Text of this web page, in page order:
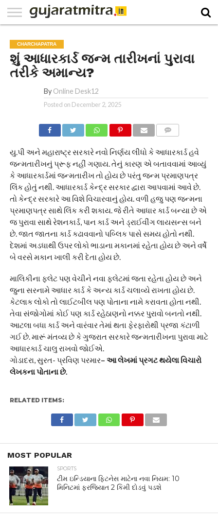
PAPER
NATIONAL
WORLD
BUSINESS
SPORTS
GUJARAT
OPINION
MORE
CHARCHAPATRA
શું આધારકાર્ડ જન્મ તારીખનાં પુરાવા
તરીકે અમાન્ય?
By Online Desk12
Posted on December 2, 2025
યુ.પી અને મહારાષ્ટ્ર સરકારે નવો નિર્ણય લીધો કે આધારકાર્ડ હવે
જન્મતારીખનું પ્રૂફ નહીં ગણાય. તેનું કારણ એ બતાવવામાં આવ્યું
કે આધારકાર્ડમાં જન્મતારીખ તો હોય છે પરંતુ જન્મ પ્રમાણપત્ર
લિંક હોતું નથી. આધારકાર્ડ કેન્દ્ર સરકાર દ્વારા આપવામાં આવે છે.
તો કેન્દ્ર સરકારે આ વિશે વિચારવાનું હોય. વળી હજુ પણ જન્મના
પ્રમાણપત્ર સાથે લિંક કરી શકાય. જે રીતે આધાર કાર્ડ બન્યા છે એ
જ પુરાવા સાથે રેશનકાર્ડ, પાન કાર્ડ અને ડ્રાઈવીંગ લાયસન્સ બને
છે. જાત જાતના કાર્ડ કઢાવવાનો પબ્લિક પાસે સમય હોતો નથી.
દેશમાં અડધાથી ઉપર લોકો ભાડાના મકાનમાં રહેતા હોય છે અને વર્ષે
બે વરસે મકાન ખાલી કરી દેતા હોય છે.
માલિકીના ફલેટ પણ વેચીને નવા ફલેટમાં જતા રહેતા હોય છે અને
જુના સરનામે આધાર કાર્ડ કે અન્ય કાર્ડ ચલાવ્યે રાખતા હોય છે.
કેટલાક લોકો તો લાઈટબીલ પણ પોતાના નામે કરાવતા હોતા નથી.
તેવા સંજોગોમાં કોઈ પણ કાર્ડ રહેઠાણનો નક્કર પુરાવો બનતો નથી.
આટલા બધા કાર્ડ અને વારંવાર તેમાં થતા ફેરફારોથી પ્રજા કંટાળી
ગઈ છે. મારૂં મંતવ્ય છે કે ગુજરાત સરકારે જન્મતારીખના પુરાવા માટે
આધારકાર્ડ ચાલુ રાખવો જોઈએ.
ગોડાદરા, સુરત- પ્રવિણ પરમાર– આ લેખમાં પ્રગટ થયેલા વિચારો
લેખકના પોતાના છે.
RELATED ITEMS:
MOST POPULAR
SPORTS
ટીમ ઇન્ડિયાના ફિટનેસ માટેના નવા નિયમ: 10
મિનિટમાં ફરજિયાત 2 કિમી દોડવું પડશે